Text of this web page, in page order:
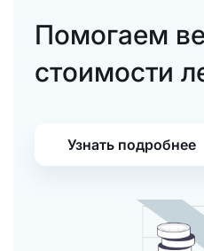
Помогаем
стоимости
Узнать подробнее